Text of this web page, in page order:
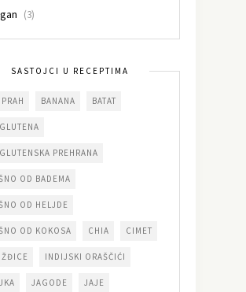
(3)
SASTOJCI U RECEPTIMA
BANANA BATAT
PREHRANA
OD BADEMA
OD HELJDE
OD KOKOSA CHIA CIMET
INDIJSKI ORAŠČIĆI
JAGODE JAJE